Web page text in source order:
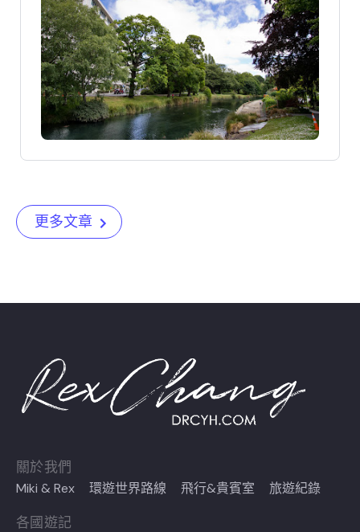
更多文章
關於我們
Miki & Rex 環遊世界路線 飛行&貴賓室 旅遊紀錄
各國遊記